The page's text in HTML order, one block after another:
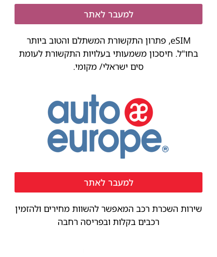
למעבר לאתר
eSIM, פתרון התקשורת המשתלם והטוב ביותר
בחו"ל. חיסכון משמעותי בעלויות התקשורת לעומת
סים ישראלי/ מקומי.
למעבר לאתר
שירות השכרת רכב המאפשר להשוות מחירים ולהזמין
רכבים בקלות ובפריסה רחבה